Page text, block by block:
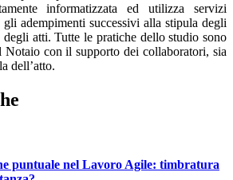
informatizzata ed utilizza servizi
adempimenti successivi alla stipula degli
atti. Tutte le pratiche dello studio sono
Notaio con il supporto dei collaboratori, sia
dell’atto.
puntuale nel Lavoro Agile: timbratura